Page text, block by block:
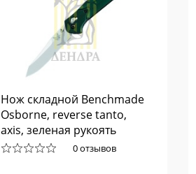
Нож складной Benchmade
Osborne, reverse tanto,
axis, зеленая рукоять
0 отзывов